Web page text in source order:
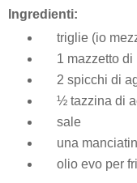
Ingredienti:
triglie (io
1 mazzetto di
2 spicchi di
½ tazzina di
sale
una
olio evo per